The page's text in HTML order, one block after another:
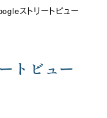
ストリートビュー
トビュー